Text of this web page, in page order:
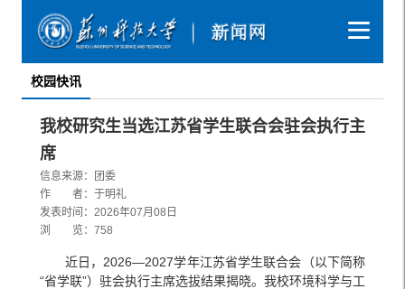
校园快讯
我校研究生当选江苏省学生联合会驻会执行主
席
信息来源：团委
作 者：于明礼
发表时间：2026年07月08日
浏 览： 758
近日，2026—2027学年江苏省学生联合会（以下简称
“省学联”）驻会执行主席选拔结果揭晓。我校环境科学与工